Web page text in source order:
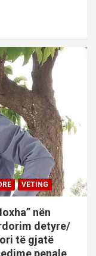
VETING
nën
detyre/
të gjatë
penale